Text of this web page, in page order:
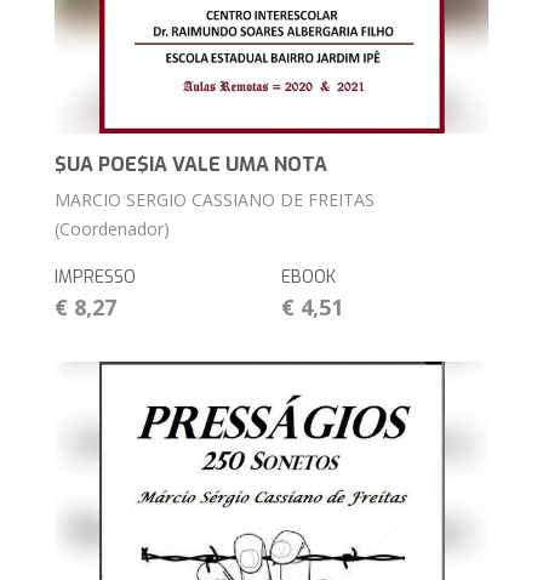
$UA POE$IA VALE UMA NOTA
MARCIO SERGIO CASSIANO DE FREITAS
(Coordenador)
IMPRESSO
€ 8,27
EBOOK
€ 4,51